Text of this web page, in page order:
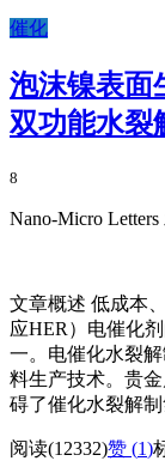
催化
泡沫镍表面
双功能水裂
8
Nano-Micro
文章概述 低成本
应HER）电催化
一。电催化水裂
料生产技术。贵
碍了催化水裂解
阅读(12332)赞 (1)